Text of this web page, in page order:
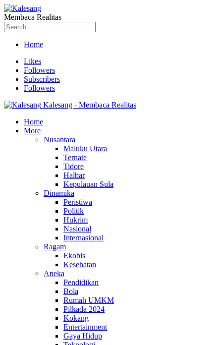
Membaca Realitas
Home
Likes
Followers
Subscribers
Followers
Kalesang - Membaca Realitas
Home
More
Nusantara
Maluku Utara
Ternate
Tidore
Halbar
Kepulauan Sula
Dinamika
Peristiwa
Politik
Hukrim
Nasional
Internasional
Ragam
Ekobis
Kesehatan
Aneka
Pendidikan
Bola
Rumah UMKM
Pilkada 2024
Kokang
Entertainment
Gaya Hidup